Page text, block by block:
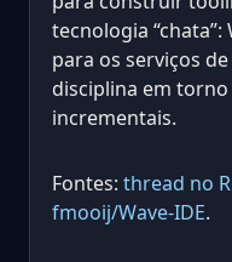
tecnologia
para os serviços
disciplina em
incrementais.
Fontes: thread no
fmooij/Wave-IDE.